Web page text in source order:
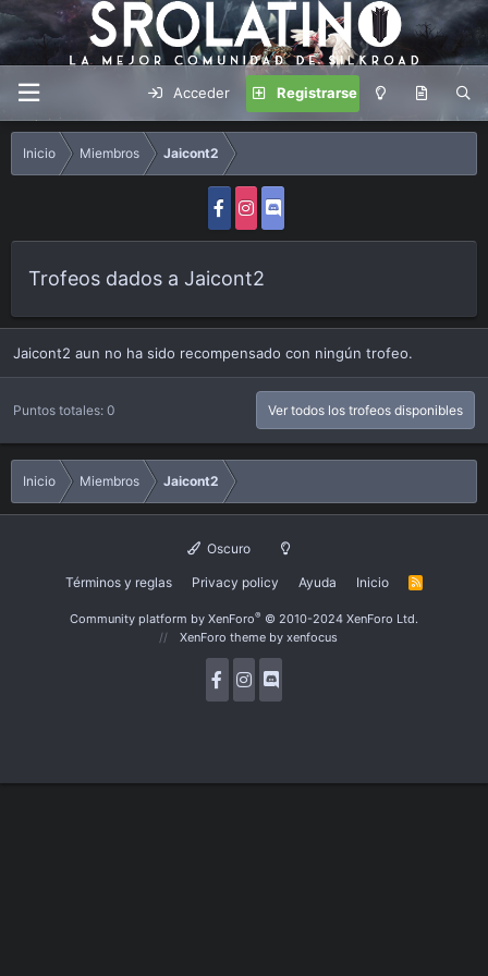
Acceder Registrarse
Inicio Miembros Jaicont2
Trofeos dados a Jaicont2
Jaicont2 aun no ha sido recompensado con ningún trofeo.
Puntos totales: 0 Ver todos los trofeos disponibles
Inicio Miembros Jaicont2
Oscuro
Términos y reglas Privacy policy Ayuda Inicio
R
Community platform by XenForo® © 2010-2024 XenForo Ltd.
XenForo theme by xenfocus